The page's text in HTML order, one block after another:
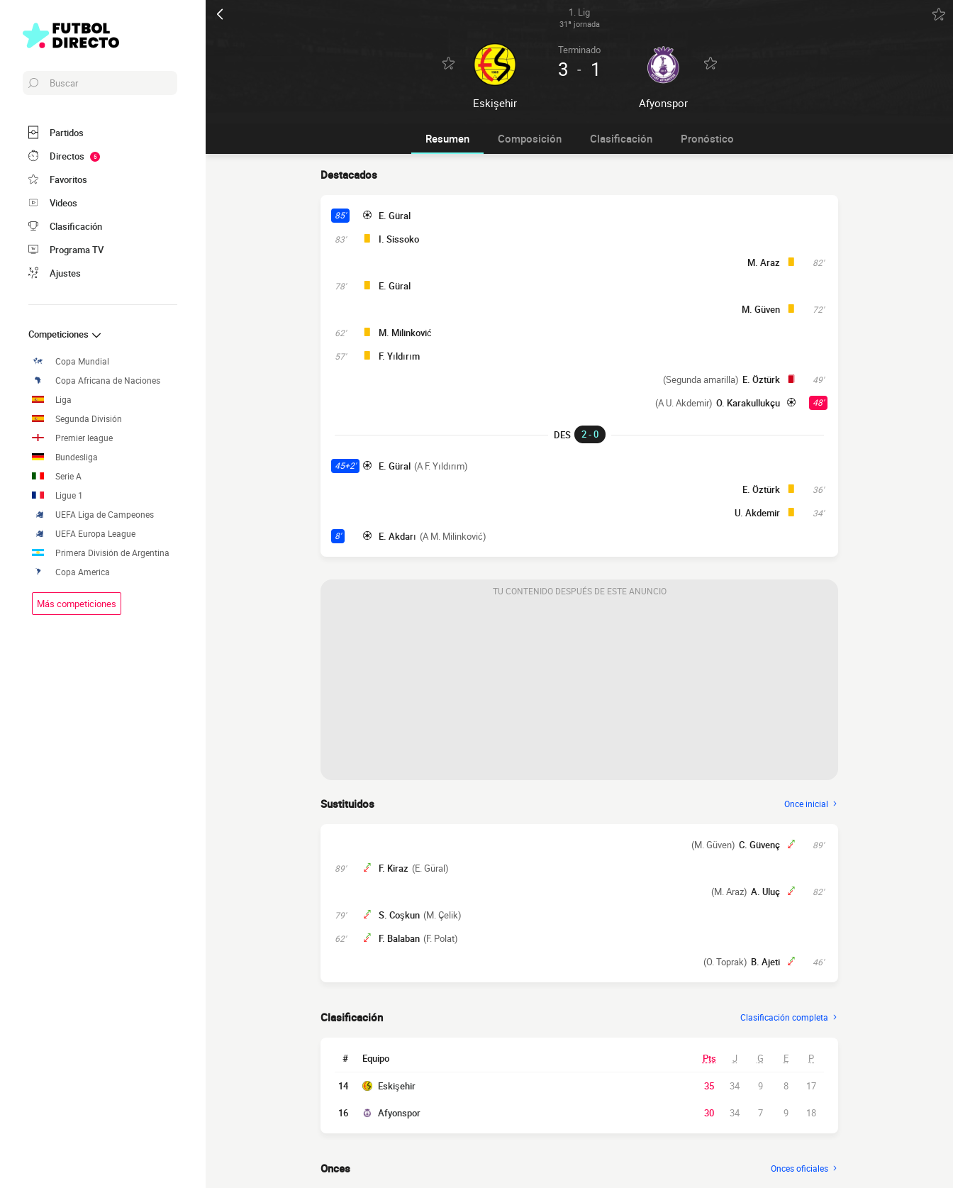
1. Lig
31ª jornada
Eskişehir
Terminado
3 - 1
Afyonspor
Buscar
Partidos
Directos
5
Favoritos
Videos
Clasificación
Programa TV
Ajustes
Competiciones
Copa Mundial
Copa Africana de Naciones
Liga
Segunda División
Premier league
Bundesliga
Serie A
Ligue 1
UEFA Liga de Campeones
UEFA Europa League
Primera División de Argentina
Copa America
Más competiciones
Resumen Composición Clasificación Pronóstico
Destacados
85' E. Güral
83' I. Sissoko
82'
M. Araz
78' E. Güral
72'
M. Güven
62' M. Milinković
57' F. Yıldırım
49'
E. Öztürk
(Segunda amarilla)
48'
O. Karakullukçu
(A U. Akdemir)
DES 2 - 0
45+2' E. Güral (A F. Yıldırım)
36'
E. Öztürk
34'
U. Akdemir
8' E. Akdarı (A M. Milinković)
TU CONTENIDO DESPUÉS DE ESTE ANUNCIO
Sustituidos Once inicial
89'
C. Güvenç
(M. Güven)
89' F. Kiraz (E. Güral)
82'
A. Uluç
(M. Araz)
79' S. Coşkun (M. Çelik)
62' F. Balaban (F. Polat)
46'
B. Ajeti
(O. Toprak)
Clasificación Clasificación completa
# Equipo Pts J G E P
14 Eskişehir 35 34 9 8 17
16 Afyonspor 30 34 7 9 18
Onces Onces oficiales